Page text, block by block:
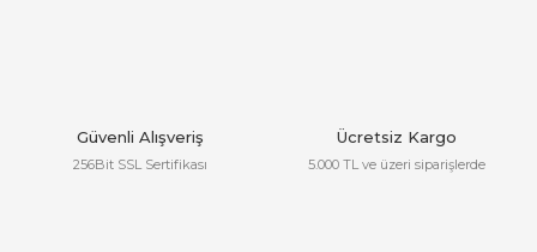
Güvenli Alışveriş
256Bit SSL Sertifikası
Ücretsiz Kargo
5.000 TL ve üzeri siparişlerde